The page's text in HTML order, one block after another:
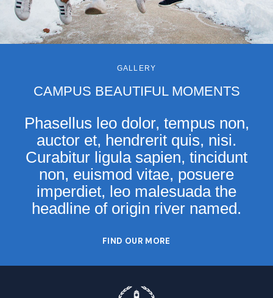
GALLERY
CAMPUS BEAUTIFUL MOMENTS
Phasellus leo dolor, tempus non,
auctor et, hendrerit quis, nisi.
Curabitur ligula sapien, tincidunt
non, euismod vitae, posuere
imperdiet, leo malesuada the
headline of origin river named.
FIND OUR MORE